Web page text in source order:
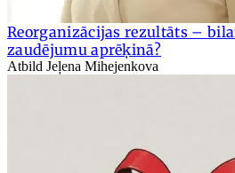
Reorganizācijas rezultāts –
zaudējumu aprēķinā?
Atbild Jeļena Mihejenkova